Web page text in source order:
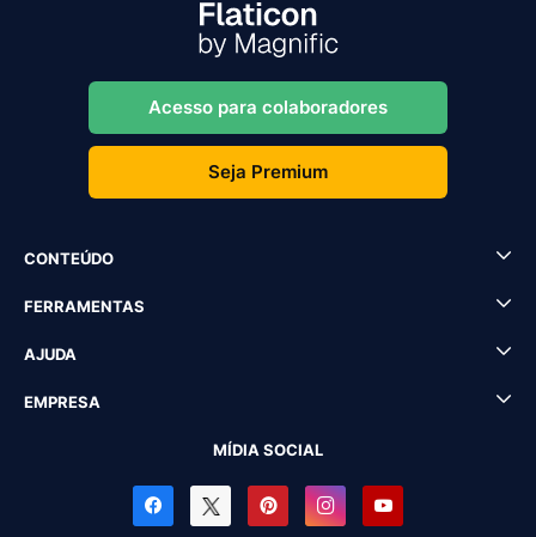
Acesso para colaboradores
Seja Premium
CONTEÚDO
FERRAMENTAS
AJUDA
EMPRESA
MÍDIA SOCIAL